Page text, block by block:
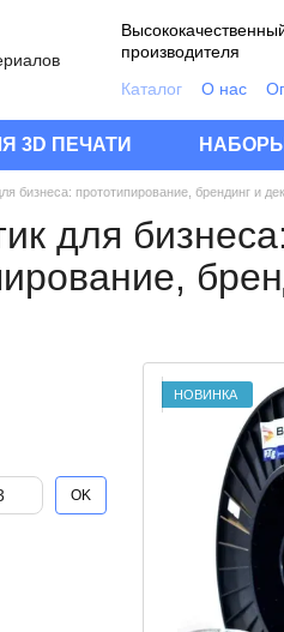
производителя
Каталог
О нас
3D ПЕЧАТИ
бизнеса: прототипирование, брендинг и
для бизнеса:
НОВИНКА
OK